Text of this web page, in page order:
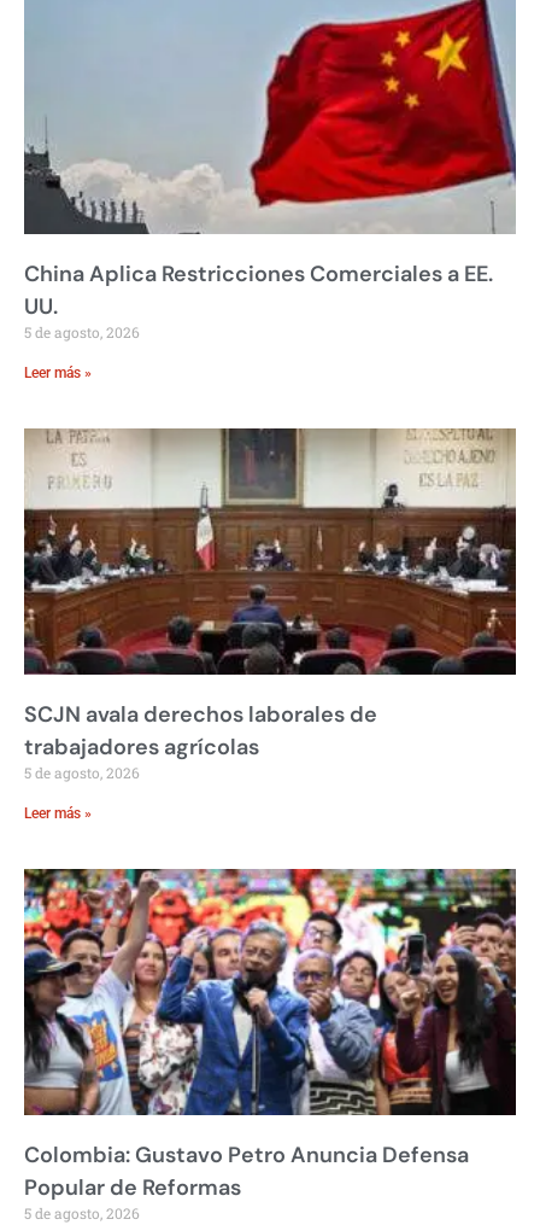
China Aplica Restricciones Comerciales a EE.
UU.
5 de agosto, 2026
Leer más »
SCJN avala derechos laborales de
trabajadores agrícolas
5 de agosto, 2026
Leer más »
Colombia: Gustavo Petro Anuncia Defensa
Popular de Reformas
5 de agosto, 2026